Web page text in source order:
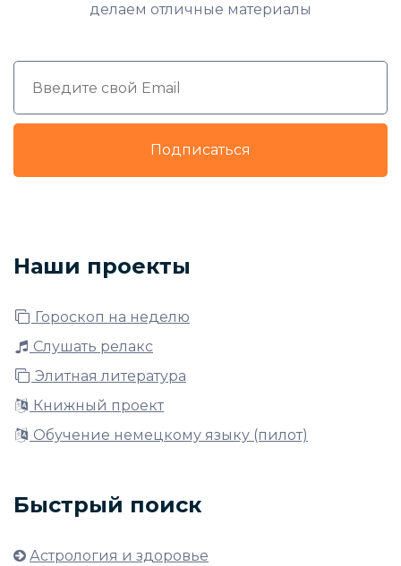
делаем отличные материалы
Подписаться
Наши проекты
Гороскоп на неделю
Слушать релакс
Элитная литература
Книжный проект
Обучение немецкому языку (пилот)
Быстрый поиск
Астрология и здоровье